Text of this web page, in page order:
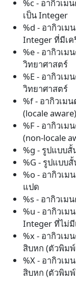
%c - อากิวเม
เป็น Integer
%d - อากิวเ
Integer ที่มีเ
%e - อากิวเ
วิทยาศาสตร์
%E - อากิวเ
วิทยาศาสตร์
%f - อากิวเม
(locale aware)
%F - อากิวเ
(non-locale
%g - รูปแบบสั้
%G - รูปแบบ
%o - อากิวเ
แปด
%s - อากิวเ
%u - อากิวเ
Integer ที่ไม่
%x - อากิวเม
สิบหก (ตัวพิมพ์
%X - อากิวเ
สิบหก (ตัวพิม